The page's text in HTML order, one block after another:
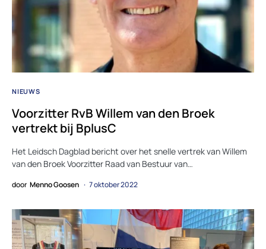
NIEUWS
Voorzitter RvB Willem van den Broek
vertrekt bij BplusC
Het Leidsch Dagblad bericht over het snelle vertrek van Willem
van den Broek Voorzitter Raad van Bestuur van…
door Menno Goosen 7 oktober 2022